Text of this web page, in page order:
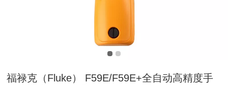
福禄克（Fluke） F59E/F59E+全自动高精度手